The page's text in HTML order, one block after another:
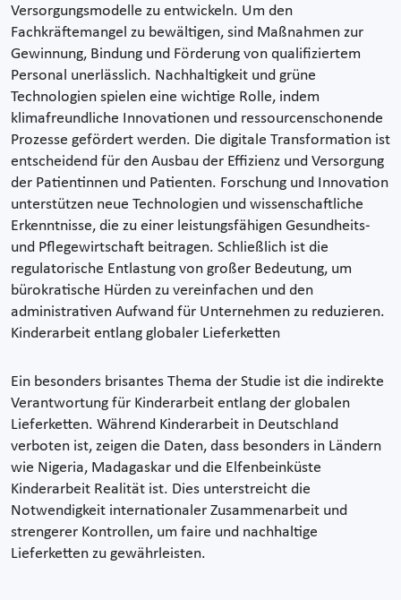
Versorgungsmodelle zu entwickeln. Um den
Fachkräftemangel zu bewältigen, sind Maßnahmen zur
Gewinnung, Bindung und Förderung von qualifiziertem
Personal unerlässlich. Nachhaltigkeit und grüne
Technologien spielen eine wichtige Rolle, indem
klimafreundliche Innovationen und ressourcenschonende
Prozesse gefördert werden. Die digitale Transformation ist
entscheidend für den Ausbau der Effizienz und Versorgung
der Patientinnen und Patienten. Forschung und Innovation
unterstützen neue Technologien und wissenschaftliche
Erkenntnisse, die zu einer leistungsfähigen Gesundheits-
und Pflegewirtschaft beitragen. Schließlich ist die
regulatorische Entlastung von großer Bedeutung, um
bürokratische Hürden zu vereinfachen und den
administrativen Aufwand für Unternehmen zu reduzieren.
Kinderarbeit entlang globaler Lieferketten
Ein besonders brisantes Thema der Studie ist die indirekte
Verantwortung für Kinderarbeit entlang der globalen
Lieferketten. Während Kinderarbeit in Deutschland
verboten ist, zeigen die Daten, dass besonders in Ländern
wie Nigeria, Madagaskar und die Elfenbeinküste
Kinderarbeit Realität ist. Dies unterstreicht die
Notwendigkeit internationaler Zusammenarbeit und
strengerer Kontrollen, um faire und nachhaltige
Lieferketten zu gewährleisten.